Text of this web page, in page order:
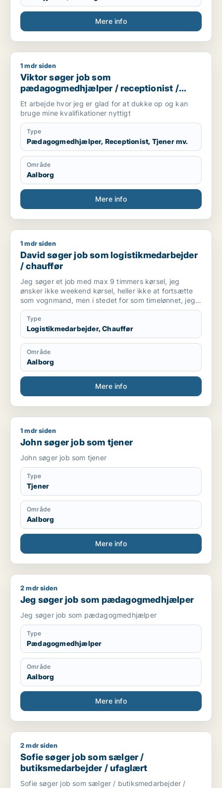
Mere info
Viktor søger job som pædagogmedhjælper / receptionist /
1 mdr siden
Viktor søger job som
pædagogmedhjælper / receptionist /
tjener / køkkenmedarbejder /
cafémedarbejder
Et arbejde hvor jeg er glad for at dukke op og kan
bruge mine kvalifikationer nyttigt
Type
Pædagogmedhjælper, Receptionist, Tjener mv.
Område
Aalborg
Mere info
David søger job som logistikmedarbejder / chauffør
1 mdr siden
David søger job som logistikmedarbejder
/ chauffør
Jeg søger et job med max 9 timmers kørsel, jeg
ønsker ikke weekend kørsel, heller ikke at fortsætte
som vognmand, men i stedet for som timelønnet, jeg
ønsker heller ikke natkørsel eller møde for tidligt.
Type
Logistikmedarbejder, Chauffør
Område
Aalborg
Mere info
John søger job som tjener
1 mdr siden
John søger job som tjener
John søger job som tjener
Type
Tjener
Område
Aalborg
Mere info
Jeg søger job som pædagogmedhjælper
2 mdr siden
Jeg søger job som pædagogmedhjælper
Jeg søger job som pædagogmedhjælper
Type
Pædagogmedhjælper
Område
Aalborg
Mere info
Sofie søger job som sælger / butiksmedarbejder / ufaglært
2 mdr siden
Sofie søger job som sælger /
butiksmedarbejder / ufaglært
Sofie søger job som sælger / butiksmedarbejder /